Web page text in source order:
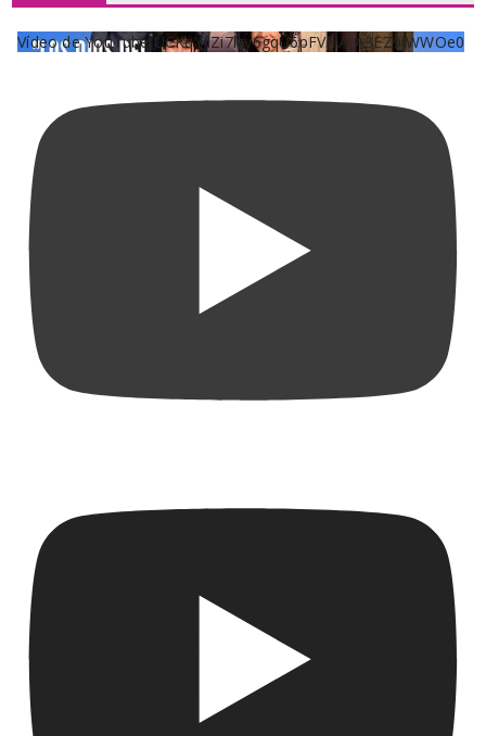
Vídeo de YouTube UCKqYjiZi7lzy6gqU6pFVFiA_A3EZ9JWWOe0